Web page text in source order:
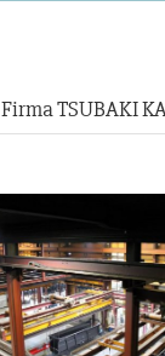
Firma TSUBAKI